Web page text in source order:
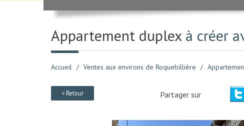
Appartement duplex à créer
Accueil Ventes aux environs de Roquebillière
< Retour Partager sur